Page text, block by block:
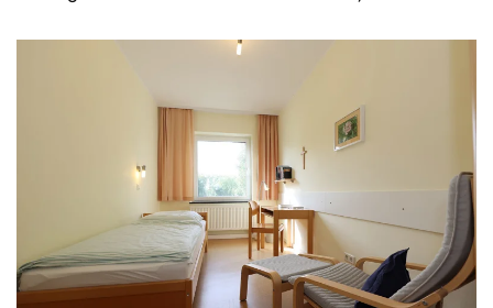
Einzelzimmer